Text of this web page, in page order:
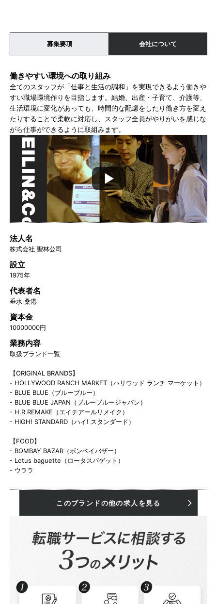
募集要項 会社について
働きやすい環境への取り組み
全てのスタッフが「仕事と生活の調和」を実現できるよう働きや
すい職場環境作りを目指します。結婚、出産・子育て、介護等、
生活環境に変化があっても、時間的な配慮をしたり働き方を変え
たりすることで柔軟に対応し、スタッフ全員がやりがいを感じな
がら仕事ができるように取組みます。
法人名
株式会社 聖林公司
設立
1975年
代表者名
垂水 桑港
資本金
10000000円
業務内容
取扱ブランド一覧
【ORIGINAL BRANDS】
- HOLLYWOOD RANCH MARKET（ハリウッド ランチ マーケット）
- BLUE BLUE（ブルーブルー）
- BLUE BLUE JAPAN（ブルーブルージャパン）
- H.R.REMAKE（エイチアールリメイク）
- HIGH! STANDARD（ハイ! スタンダード）
【FOOD】
- BOMBAY BAZAR（ボンベイバザー）
- Lotus baguette（ロータスバゲット）
- ウララ
このブランドの他の求人を見る